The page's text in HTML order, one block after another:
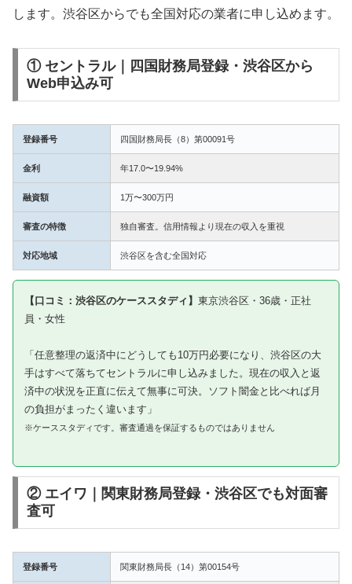
します。渋谷区からでも全国対応の業者に申し込めます。
① セントラル｜四国財務局登録・渋谷区から
Web申込み可
登録番号 四国財務局長（8）第00091号
金利 年17.0〜19.94%
融資額 1万〜300万円
審査の特徴 独自審査。信用情報より現在の収入を重視
対応地域 渋谷区を含む全国対応
【口コミ：渋谷区のケーススタディ】 東京渋谷区・36歳・正社
員・女性
「任意整理の返済中にどうしても10万円必要になり、渋谷区の大
手はすべて落ちてセントラルに申し込みました。現在の収入と返
済中の状況を正直に伝えて無事に可決。ソフト闇金と比べれば月
の負担がまったく違います」
※ケーススタディです。審査通過を保証するものではありません
② エイワ｜関東財務局登録・渋谷区でも対面審
査可
登録番号 関東財務局長（14）第00154号